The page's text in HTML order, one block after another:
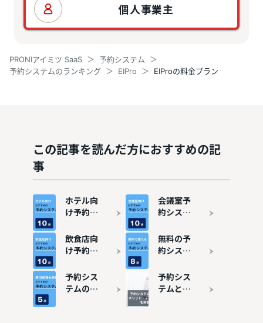
個人事業主
PRONIアイミツ SaaS
予約システム
予約システムのランキング
EIPro EIProの料金プラン
この記事を読んだ方におすすめの記
事
ホテル向
け予約シ
すすめ10
選
会議室予
約システ
め10選
飲食店向
け予約シ
すすめ10
選
無料の予
約システ
め8選！
予約管理
予約シス
テムの費
予約シス
テムと